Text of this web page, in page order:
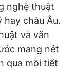
nghệ thuật
châu Âu.
và văn
mang nét
qua mỗi tiết